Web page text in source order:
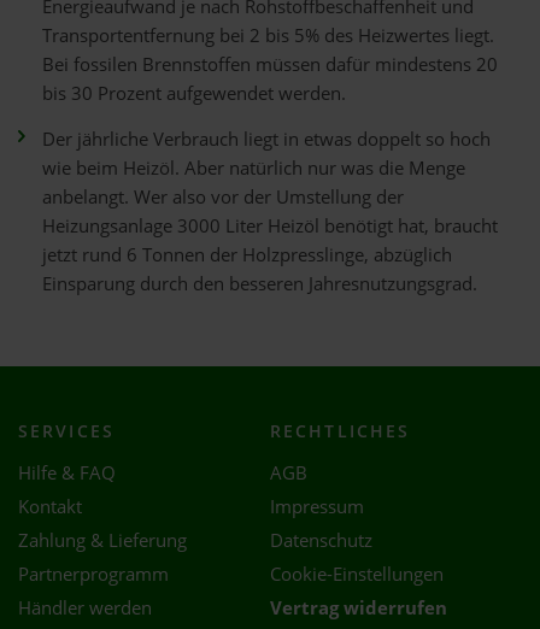
Energieaufwand je nach Rohstoffbeschaffenheit und
Transportentfernung bei 2 bis 5% des Heizwertes liegt.
Bei fossilen Brennstoffen müssen dafür mindestens 20
bis 30 Prozent aufgewendet werden.
Der jährliche Verbrauch liegt in etwas doppelt so hoch
wie beim Heizöl. Aber natürlich nur was die Menge
anbelangt. Wer also vor der Umstellung der
Heizungsanlage 3000 Liter Heizöl benötigt hat, braucht
jetzt rund 6 Tonnen der Holzpresslinge, abzüglich
Einsparung durch den besseren Jahresnutzungsgrad.
SERVICES
Hilfe & FAQ
Kontakt
Zahlung & Lieferung
Partnerprogramm
Händler werden
RECHTLICHES
AGB
Impressum
Datenschutz
Cookie-Einstellungen
Vertrag widerrufen